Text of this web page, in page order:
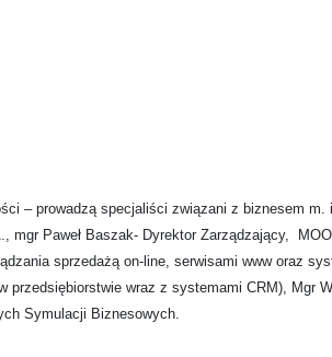
– prowadzą specjaliści związani z biznesem
mgr Paweł Baszak- Dyrektor Zarządzający,
sprzedażą on-line, serwisami www oraz
przedsiębiorstwie wraz z systemami CRM), Mgr
Symulacji Biznesowych.